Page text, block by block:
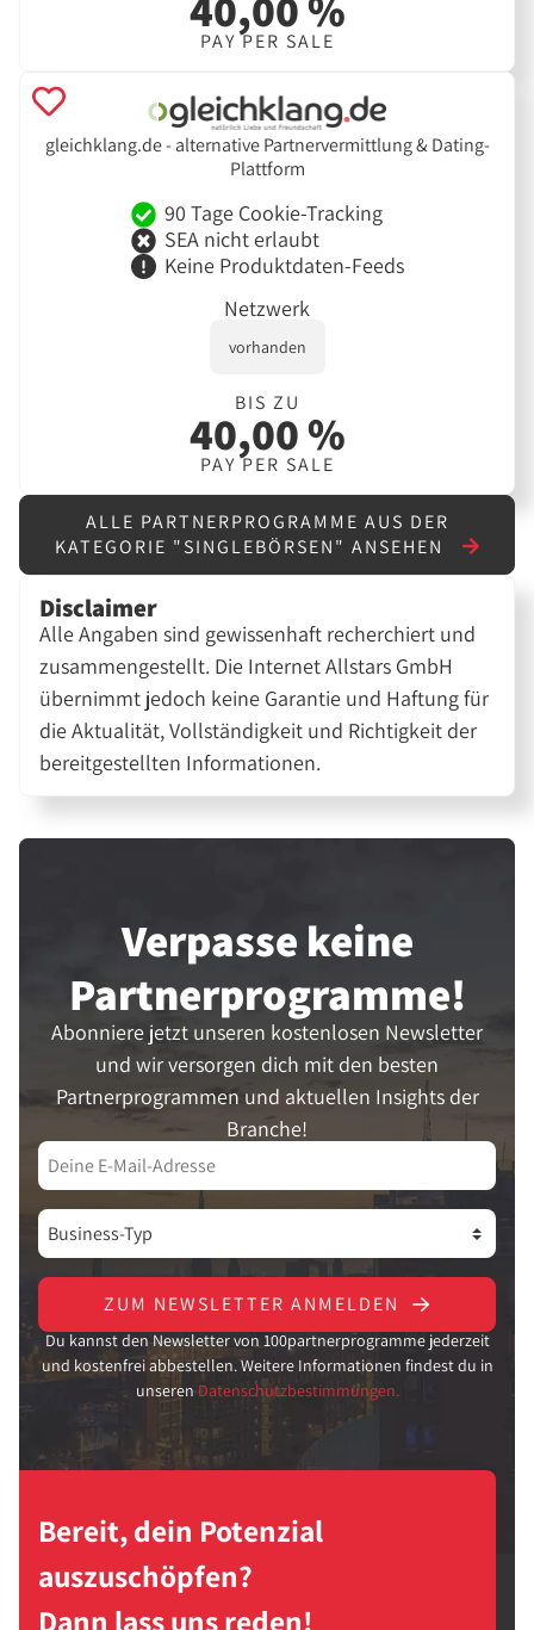
PAY PER SALE
gleichklang.de - alternative Partnervermittlung & Dating-
Plattform
90 Tage Cookie-Tracking
SEA nicht erlaubt
Keine Produktdaten-Feeds
Netzwerk
vorhanden
BIS ZU
40,00 %
PAY PER SALE
ALLE PARTNERPROGRAMME AUS DER
KATEGORIE "SINGLEBÖRSEN" ANSEHEN
Disclaimer
Alle Angaben sind gewissenhaft recherchiert und
zusammengestellt. Die Internet Allstars GmbH
übernimmt jedoch keine Garantie und Haftung für
die Aktualität, Vollständigkeit und Richtigkeit der
bereitgestellten Informationen.
Verpasse keine
Partner­programme!
Abonniere jetzt unseren kostenlosen Newsletter
und wir versorgen dich mit den besten
Partnerprogrammen und aktuellen Insights der
Branche!
ZUM NEWSLETTER ANMELDEN
Du kannst den Newsletter von 100partnerprogramme jederzeit
und kostenfrei abbestellen. Weitere Informationen findest du in
unseren Datenschutzbestimmungen.
Bereit, dein Potenzial
auszuschöpfen?
Dann lass uns reden!